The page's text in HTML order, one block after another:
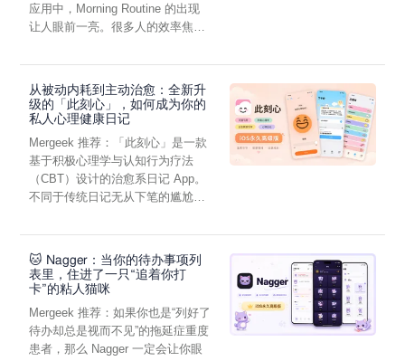
应用中，Morning Routine 的出现
让人眼前一亮。很多人的效率焦
从被动内耗到主动治愈：全新升
级的「此刻心」，如何成为你的
私人心理健康日记
Mergeek 推荐：「此刻心」是一款
基于积极心理学与认知行为疗法
（CBT）设计的治愈系日记 App。
不同于传统日记无从下笔的尴尬，
🐱 Nagger：当你的待办事项列
表里，住进了一只“追着你打
卡”的粘人猫咪
Mergeek 推荐：如果你也是“列好了
待办却总是视而不见”的拖延症重度
患者，那么 Nagger 一定会让你眼